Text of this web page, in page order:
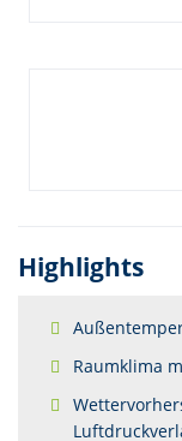
Highlights
Raumklima